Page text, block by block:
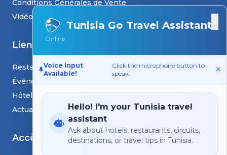
Tunisia Go Travel Assistant
Online
Voice Input
Available!
Click the microphone button to
speak.
Hello! I'm your Tunisia travel
assistant
Ask about hotels, restaurants, circuits,
destinations, or travel tips in Tunisia.
Conditions Générales de Vente
Vidéos
Liens
Restaurants
Événements
Hôtels
Actualités et blogs
Accès